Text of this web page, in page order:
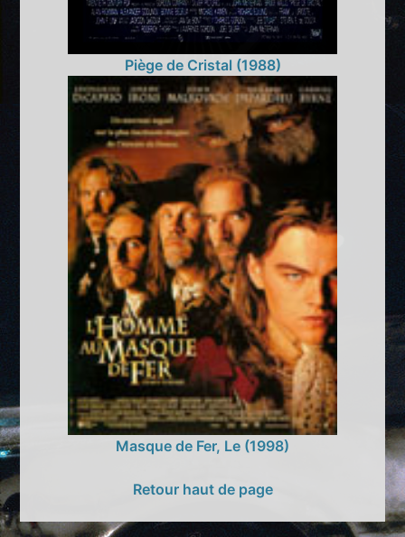
Piège de Cristal (1988)
Masque de Fer, Le (1998)
Retour haut de page